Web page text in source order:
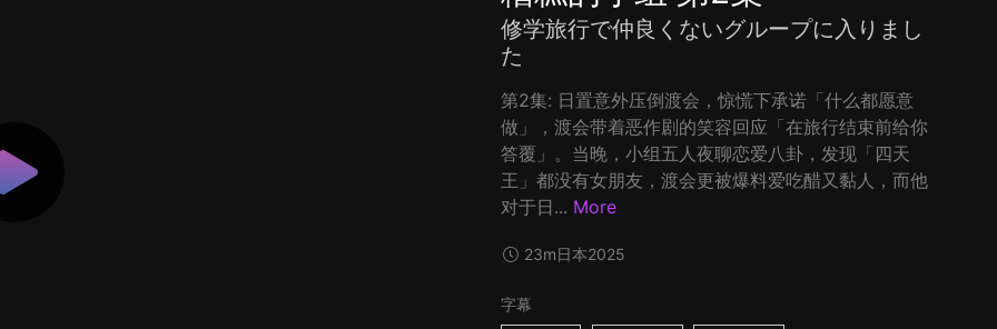
修学旅行で仲良くないグループに入りまし
た
第2集: 日置意外压倒渡会，惊慌下承诺「什么都愿意
做」，渡会带着恶作剧的笑容回应「在旅行结束前给你
答覆」。当晚，小组五人夜聊恋爱八卦，发现「四天
王」都没有女朋友，渡会更被爆料爱吃醋又黏人，而他
对于日... More
23m日本2025
字幕